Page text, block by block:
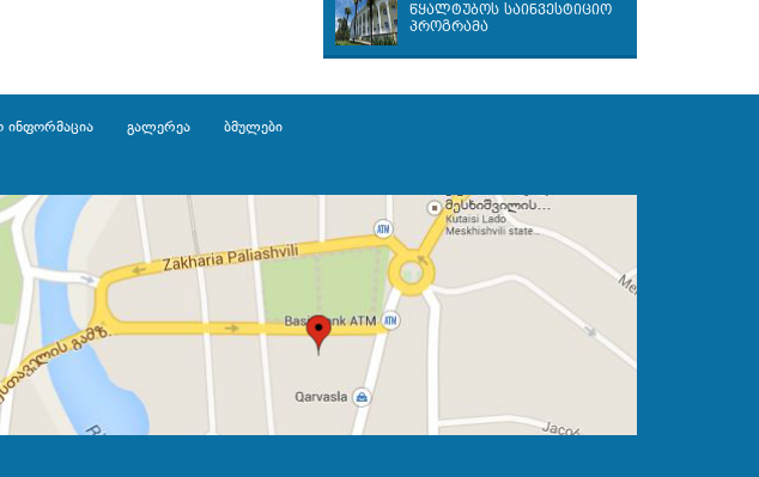
წყალტუბოს საინვესტიციო
პროგრამა
ინფორმაცია გალერეა ბმულები